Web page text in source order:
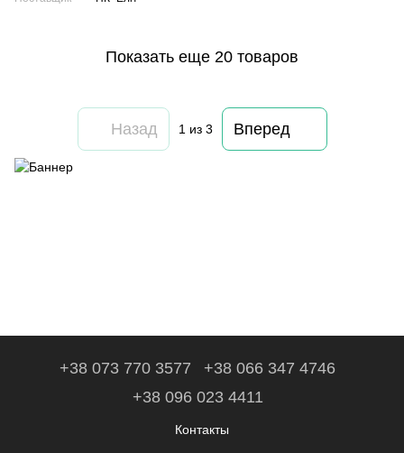
Показать еще 20 товаров
Назад 1 из 3 Вперед
+38 073 770 3577
+38 066 347 4746
+38 096 023 4411
Контакты